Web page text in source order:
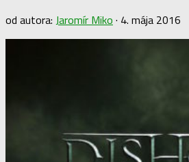
od autora: Jaromír Miko · 4. mája 2016